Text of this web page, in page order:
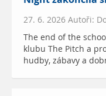
27. 6. 2026 Autoři:
The end of the
klubu The Pitch a
hudby, zábavy a